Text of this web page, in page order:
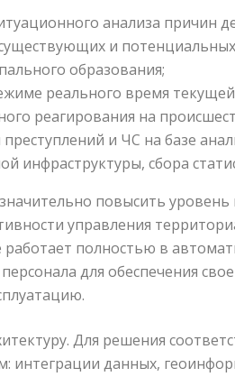
анализа причин
и потенциальных
образования;
реального время
реагирования на
и ЧС на базе
инфраструктуры, сбора
повысить
управления
полностью в
для обеспечения
Для решения
интеграции данных,